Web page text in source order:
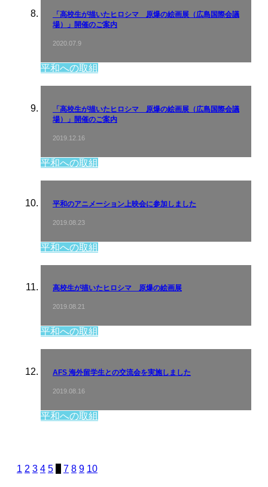
「高校生が描いたヒロシマ 原爆の絵画展（広島国際会議
場）」開催のご案内
2020.07.9
平和への取組
「高校生が描いたヒロシマ 原爆の絵画展（広島国際会議
場）」開催のご案内
2019.12.16
平和への取組
平和のアニメーション上映会に参加しました
2019.08.23
平和への取組
高校生が描いたヒロシマ 原爆の絵画展
2019.08.21
平和への取組
AFS 海外留学生との交流会を実施しました
2019.08.16
平和への取組
1 2 3 4 5 7 8 9 10